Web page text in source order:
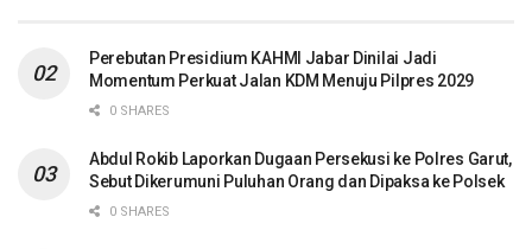
Perebutan Presidium KAHMI Jabar Dinilai Jadi
Momentum Perkuat Jalan KDM Menuju Pilpres 2029
0 SHARES
Abdul Rokib Laporkan Dugaan Persekusi ke Polres Garut,
Sebut Dikerumuni Puluhan Orang dan Dipaksa ke Polsek
0 SHARES